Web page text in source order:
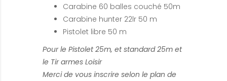
Carabine 60 balles couché 50m
Carabine hunter 22lr 50 m
Pistolet libre 50 m
Pour le Pistolet 25m, et standard 25m et
le Tir armes Loisir
Merci de vous inscrire selon le plan de